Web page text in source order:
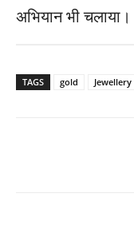
अभियान भी चलाया।
TAGS gold Jewellery